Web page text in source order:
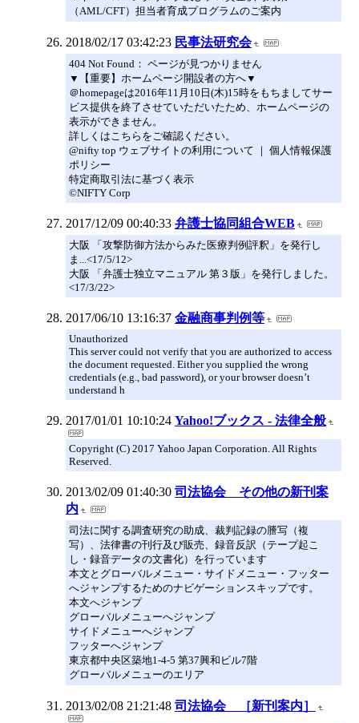
（AML/CFT）担当者育成プログラムのご案内
2018/02/17 03:42:23 民事法研究会
404 Not Found： ページが見つかりません
▼【重要】ホームページ開設者の方へ▼
＠homepageは2016年11月10日(木)15時をもちましてサー
ビス提供を終了させていただいたため、ホームページの
表示ができません。
詳しくはこちらをご確認ください。
@nifty top ウェブサイトの利用について ｜ 個人情報保護
ポリシー
特定商取引法に基づく表示
©NIFTY Corp
2017/12/09 00:40:33 弁護士協同組合WEB
大阪 「攻撃防御方法からみた医療判例評釈」を発行し
ま...<17/5/12>
大阪 「弁護士独立マニュアル 第３版」を発行しました。
<17/3/22>
2017/06/10 13:16:37 金融商事判例等
Unauthorized
This server could not verify that you are authorized to access
the document requested. Either you supplied the wrong
credentials (e.g., bad password), or your browser doesn’t
understand h
2017/01/01 10:10:24 Yahoo!ブックス - 法律全般
Copyright (C) 2017 Yahoo Japan Corporation. All Rights
Reserved.
2013/02/09 01:40:30 司法協会 その他の新刊案
内
司法に関する調査研究の助成、裁判記録の謄写（複
写）、法律書の刊行及び販売、録音反訳（テープ起こ
し・録音データの文書化）を行っています
本文とグローバルメニュー・サイドメニュー・フッター
へジャンプするためのナビゲーションスキップです。
本文へジャンプ
グローバルメニューへジャンプ
サイドメニューへジャンプ
フッターへジャンプ
東京都中央区築地1-4-5 第37興和ビル7階
グローバルメニューのエリア
2013/02/08 21:21:48 司法協会 ［新刊案内］